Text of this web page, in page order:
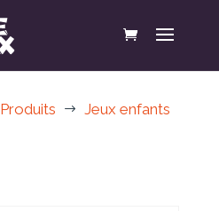
Produits $ Jeux enfants